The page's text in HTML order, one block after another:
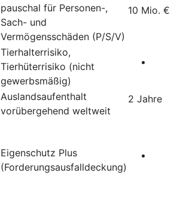
pauschal für Personen-,
Sach- und
Vermögensschäden (P/S/V)
10 Mio. €
Tierhalterrisiko,
Tierhüterrisiko (nicht
gewerbsmäßig)
Auslandsaufenthalt
vorübergehend weltweit
2 Jahre
Eigenschutz Plus
(Forderungsausfalldeckung)